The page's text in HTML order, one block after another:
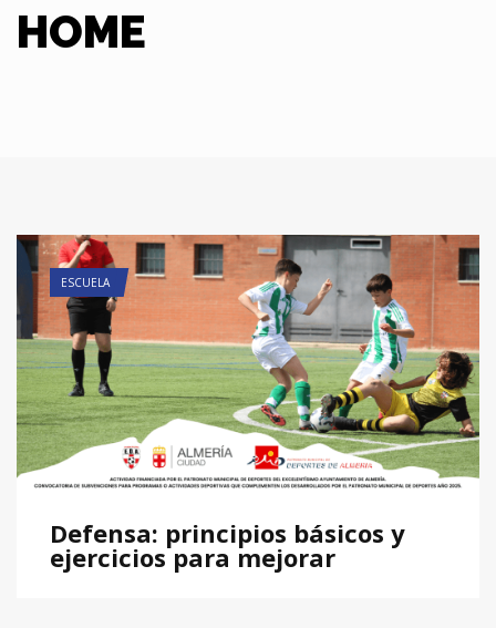
HOME
ESCUELA
Defensa: principios básicos y
ejercicios para mejorar